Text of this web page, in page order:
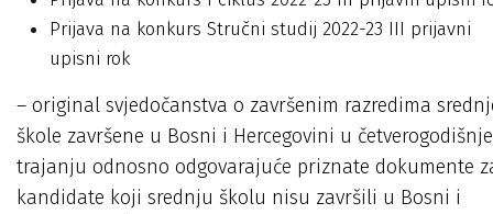
Prijava na konkurs Stručni studij 2022-23 III prijavni
upisni rok
– original svjedočanstva o završenim razredima
škole završene u Bosni i Hercegovini u
trajanju odnosno odgovarajuće priznate dokumente
kandidate koji srednju školu nisu završili u Bosni i